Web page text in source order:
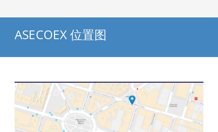
ASECOEX 位置图